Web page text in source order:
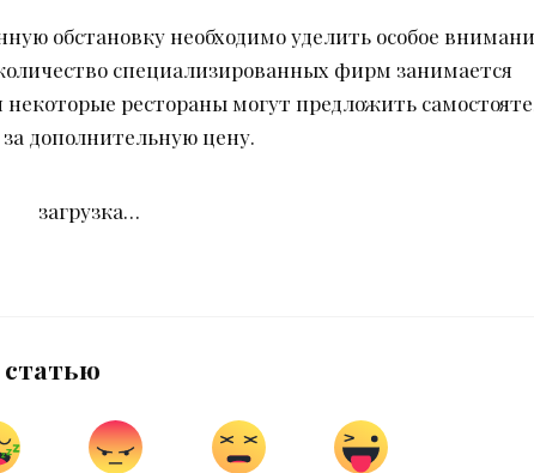
обстановку необходимо уделить особое
специализированных фирм занимается
рестораны могут предложить
дополнительную цену.
загрузка…